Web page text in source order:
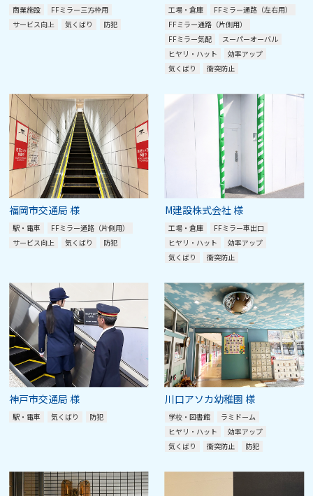
商業施設
FFミラー三方枠用
サービス向上
気くばり 防犯
工場・倉庫
FFミラー通路（左右用）
FFミラー通路（片側用）
FFミラー気配
スーパーオーバル
ヒヤリ・ハット
効率アップ
気くばり
衝突防止
福岡市交通局 様
駅・電車
FFミラー通路（片側用）
サービス向上
気くばり 防犯
M建設株式会社 様
工場・倉庫
FFミラー車出口
ヒヤリ・ハット
効率アップ
気くばり
衝突防止
神戸市交通局 様
駅・電車 気くばり 防犯
川口アソカ幼稚園 様
学校・図書館
ラミドーム
ヒヤリ・ハット
効率アップ
気くばり
衝突防止 防犯